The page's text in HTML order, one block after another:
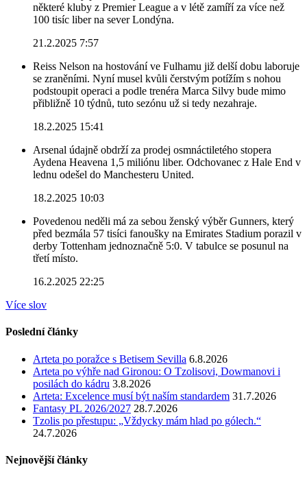
některé kluby z Premier League a v létě zamíří za více než
100 tisíc liber na sever Londýna.
21.2.2025 7:57
Reiss Nelson na hostování ve Fulhamu již delší dobu laboruje
se zraněními. Nyní musel kvůli čerstvým potížím s nohou
podstoupit operaci a podle trenéra Marca Silvy bude mimo
přibližně 10 týdnů, tuto sezónu už si tedy nezahraje.
18.2.2025 15:41
Arsenal údajně obdrží za prodej osmnáctiletého stopera
Aydena Heavena 1,5 miliónu liber. Odchovanec z Hale End v
lednu odešel do Manchesteru United.
18.2.2025 10:03
Povedenou neděli má za sebou ženský výběr Gunners, který
před bezmála 57 tisíci fanoušky na Emirates Stadium porazil v
derby Tottenham jednoznačně 5:0. V tabulce se posunul na
třetí místo.
16.2.2025 22:25
Více slov
Poslední články
Arteta po poražce s Betisem Sevilla 6.8.2026
Arteta po výhře nad Gironou: O Tzolisovi, Dowmanovi i
posilách do kádru 3.8.2026
Arteta: Excelence musí být naším standardem 31.7.2026
Fantasy PL 2026/2027 28.7.2026
Tzolis po přestupu: „Vždycky mám hlad po gólech.“
24.7.2026
Nejnovější články